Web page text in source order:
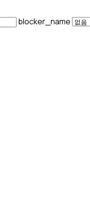
blocker_name